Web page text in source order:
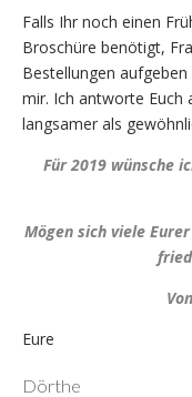
Falls Ihr noch einen
Broschüre benötigt,
Bestellungen
mir. Ich antworte Euch
langsamer als
Für 2019 wünsche
Mögen sich viele
Eure
Dörthe